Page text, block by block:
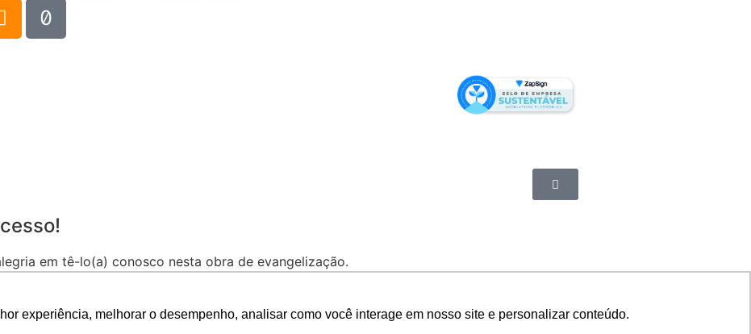
experiência, melhorar o desempenho, analisar como você interage em nosso site e personalizar conteúdo.
em tê-lo(a) conosco nesta obra de evangelização.
ou no tel.: (83) 3341-7017